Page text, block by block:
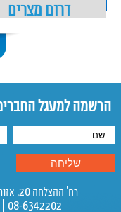
דרום מצרים
הרשמה למעגל
רח'
08-6342202 | פקס: 08-6325112